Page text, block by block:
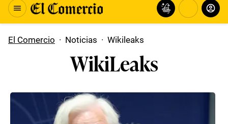
El Comercio · Noticias · Wikileaks
WikiLeaks